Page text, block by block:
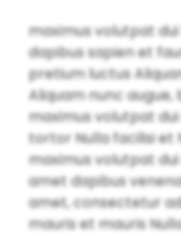
maximus volutpat
dapibus sapien et
pretium luctus
Aliquam nunc augue,
maximus volutpat
tortor Nulla facilisi et
maximus volutpat
amet dapibus
amet, consectetur
mauris et mauris